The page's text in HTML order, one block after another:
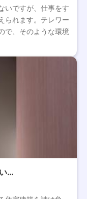
いですが、仕事をす
られます。テレワー
で、そのような環境
…